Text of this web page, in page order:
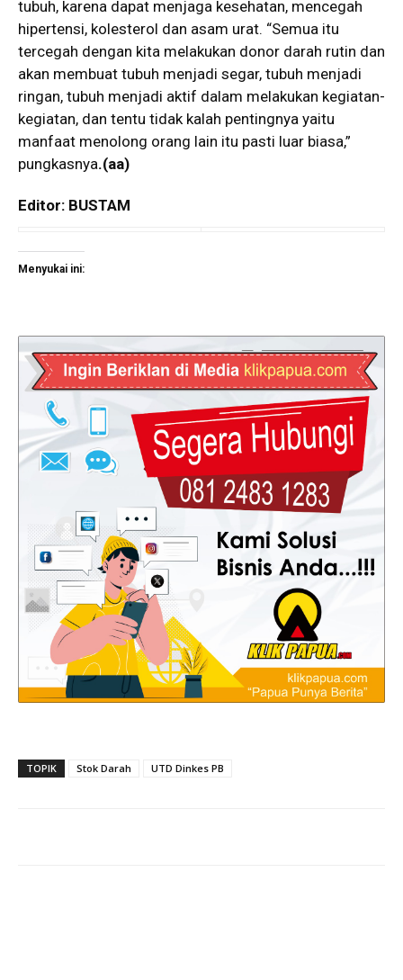
tubuh, karena dapat menjaga kesehatan, mencegah
hipertensi, kolesterol dan asam urat. “Semua itu
tercegah dengan kita melakukan donor darah rutin dan
akan membuat tubuh menjadi segar, tubuh menjadi
ringan, tubuh menjadi aktif dalam melakukan kegiatan-
kegiatan, dan tentu tidak kalah pentingnya yaitu
manfaat menolong orang lain itu pasti luar biasa,”
pungkasnya.(aa)
Editor: BUSTAM
Menyukai ini:
TOPIK Stok Darah UTD Dinkes PB